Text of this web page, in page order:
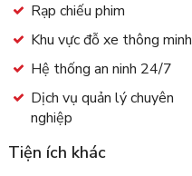
Rạp chiếu phim
Khu vực đỗ xe thông minh
Hệ thống an ninh 24/7
Dịch vụ quản lý chuyên
nghiệp
Tiện ích khác